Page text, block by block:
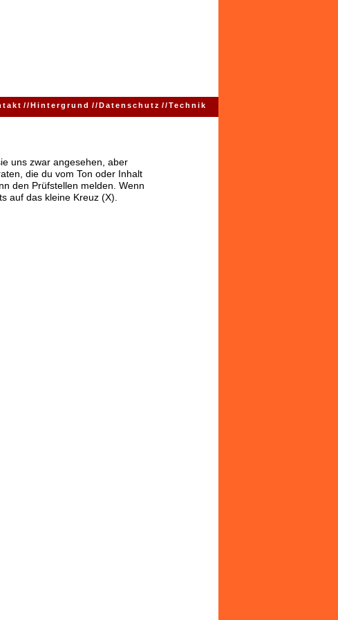
//Hintergrund //Datenschutz //Technik
uns zwar angesehen, aber
die du vom Ton oder Inhalt
den Prüfstellen melden. Wenn
auf das kleine Kreuz (X).